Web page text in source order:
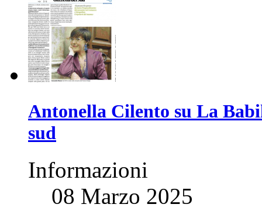
Antonella Cilento su La
sud
Informazioni
08 Marzo 2025